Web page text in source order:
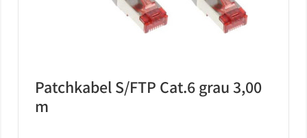
Patchkabel S/FTP Cat.6 grau 3,00
m